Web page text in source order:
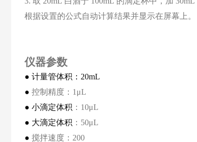
根据设置的公式自动计算结果并显示在屏幕上。
仪器参数
● 计量管体积： 20mL
● 控制精度： 1μL
● 小滴定体积 ： 10μL
● 大滴定体积 ： 50μL
● 搅拌速度 ： 200